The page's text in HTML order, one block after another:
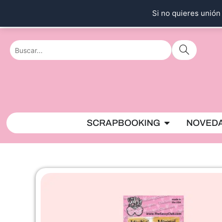
Si no quieres
contenido
SCRAPBOOKING Abrir